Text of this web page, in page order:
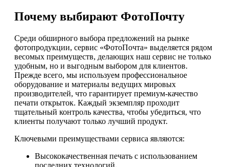
Почему выбирают ФотоПочту
Среди обширного выбора предложений на рынке
фотопродукции, сервис «ФотоПочта» выделяется рядом
весомых преимуществ, делающих наш сервис не только
удобным, но и выгодным выбором для клиентов.
Прежде всего, мы используем профессиональное
оборудование и материалы ведущих мировых
производителей, что гарантирует премиум-качество
печати открыток. Каждый экземпляр проходит
тщательный контроль качества, чтобы убедиться, что
клиенты получают только лучший продукт.
Ключевыми преимуществами сервиса являются:
Высококачественная печать с использованием
последних технологий.